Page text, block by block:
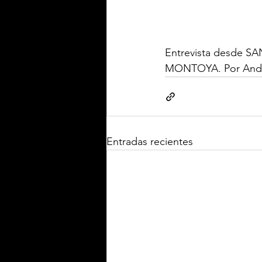
Entrevista desde
MONTOYA. Por
Entradas recientes